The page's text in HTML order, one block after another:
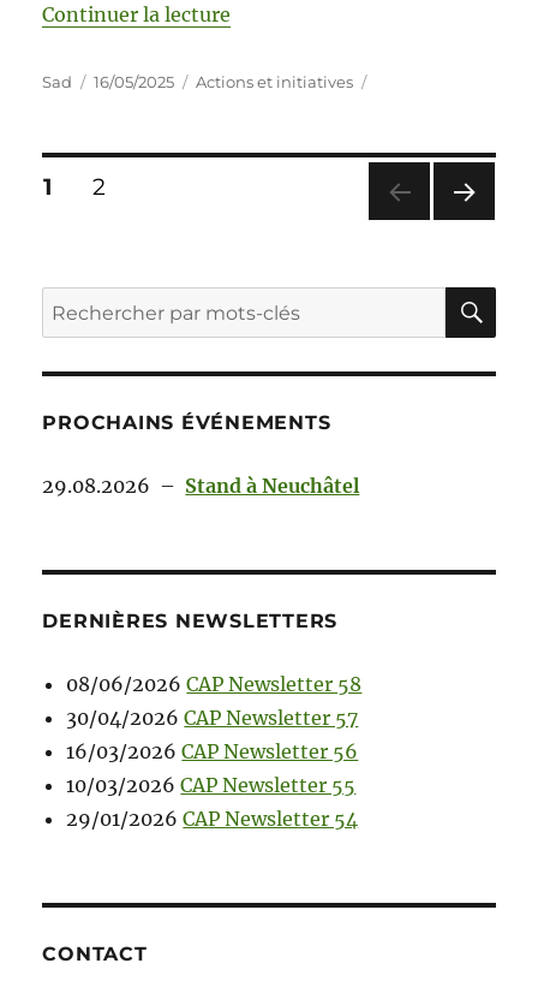
Continuer la lecture
Sad 16/05/2025 Actions et initiatives
1
2
SUIV
ANT
PROCHAINS ÉVÉNEMENTS
29.08.2026 – Stand à Neuchâtel
DERNIÈRES NEWSLETTERS
08/06/2026 CAP Newsletter 58
30/04/2026 CAP Newsletter 57
16/03/2026 CAP Newsletter 56
10/03/2026 CAP Newsletter 55
29/01/2026 CAP Newsletter 54
CONTACT